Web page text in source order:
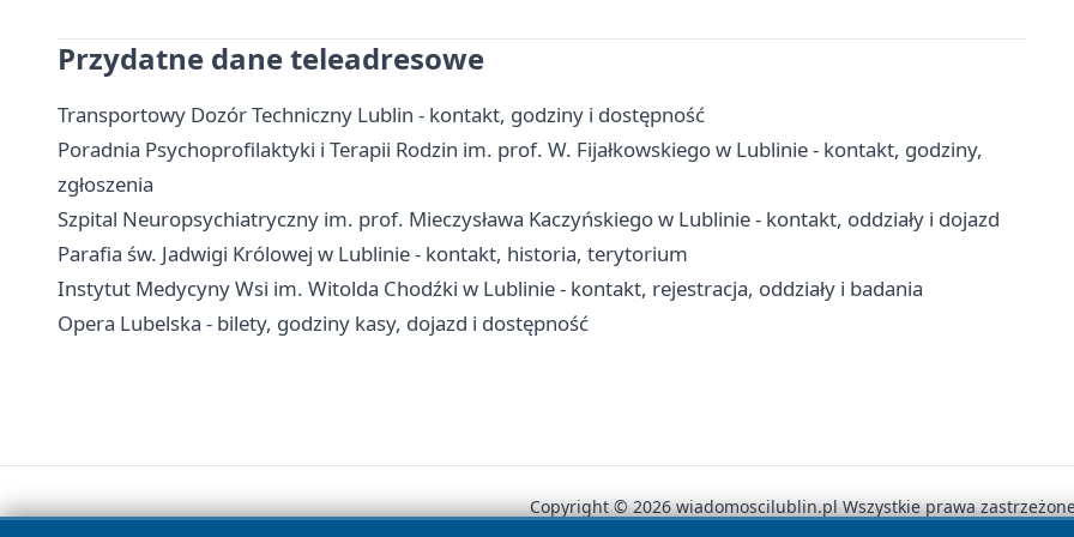
Przydatne dane teleadresowe
Transportowy Dozór Techniczny Lublin - kontakt, godziny i dostępność
Poradnia Psychoprofilaktyki i Terapii Rodzin im. prof. W. Fijałkowskiego w Lublinie - kontakt, godziny,
zgłoszenia
Szpital Neuropsychiatryczny im. prof. Mieczysława Kaczyńskiego w Lublinie - kontakt, oddziały i dojazd
Parafia św. Jadwigi Królowej w Lublinie - kontakt, historia, terytorium
Instytut Medycyny Wsi im. Witolda Chodźki w Lublinie - kontakt, rejestracja, oddziały i badania
Opera Lubelska - bilety, godziny kasy, dojazd i dostępność
Copyright © 2026 wiadomoscilublin.pl Wszystkie prawa